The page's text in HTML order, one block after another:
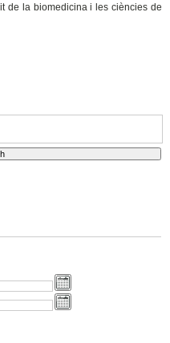
de la biomedicina i les ciències de